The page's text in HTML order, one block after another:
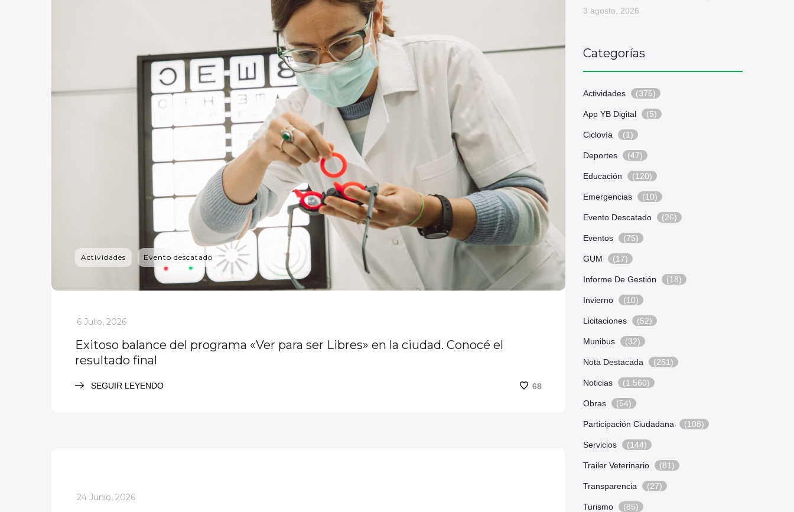
Actividades Evento descatado
_
6 Julio, 2026
Exitoso balance del programa «Ver para ser Libres» en la ciudad. Conocé el
resultado final
SEGUIR LEYENDO 68
_
24 Junio, 2026
3 agosto, 2026
Categorías
Actividades (375)
App YB Digital (5)
Ciclovía (1)
Deportes (47)
Educación (120)
Emergencias (10)
Evento Descatado (26)
Eventos (75)
GUM (17)
Informe De Gestión (18)
Invierno (10)
Licitaciones (52)
Munibus (32)
Nota Destacada (251)
Noticias (1.560)
Obras (54)
Participación Ciudadana (108)
Servicios (144)
Trailer Veterinario (81)
Transparencia (27)
Turismo (85)